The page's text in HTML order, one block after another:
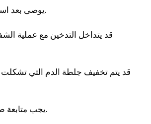
يوصى بعد استخراج ضرس العقل المخيط ، يجب ألا يدخن المريض على الأقل في غضون 48-72 ساعة.
قد يتداخل التدخين مع عملية
قد يتم تخفيف جلطة الدم التي
يجب متابعة طبيب الأسنان ويجب تجنب التدخين حتى يتم خلع الغرز وإخراج عملية الشفاء بشكل صحيح.